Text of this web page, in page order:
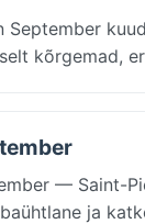
kõrgemad,
— Saint-
ja